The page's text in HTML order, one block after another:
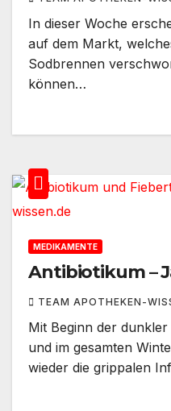
In dieser Woche
auf dem Markt,
Sodbrennen
können…
MEDIKAMENTE
Antibiotikum –
TEAM APOTHEKEN-
Mit Beginn der
und im gesamten
wieder die grippalen